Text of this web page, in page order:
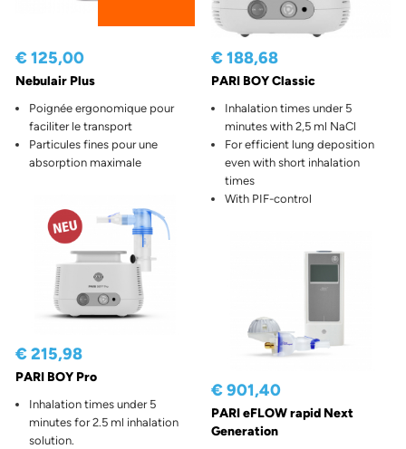
€ 125,00
Nebulair Plus
Poignée ergonomique pour
faciliter le transport
Particules fines pour une
absorption maximale
€ 188,68
PARI BOY Classic
Inhalation times under 5
minutes with 2,5 ml NaCl
For efficient lung deposition
even with short inhalation
times
With PIF-control
€ 215,98
PARI BOY Pro
Inhalation times under 5
minutes for 2.5 ml inhalation
solution.
€ 901,40
PARI eFLOW rapid Next
Generation